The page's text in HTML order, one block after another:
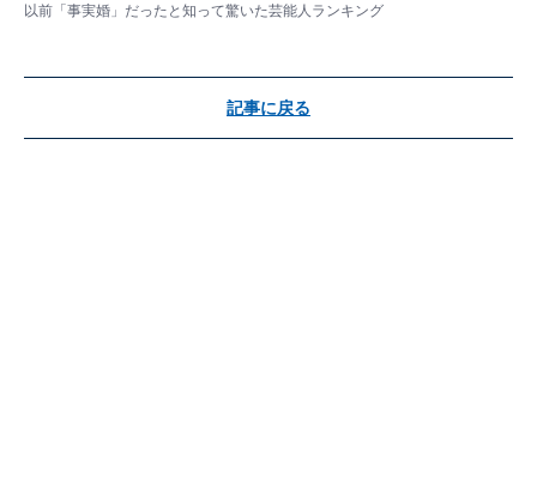
以前「事実婚」だったと知って驚いた芸能人ランキング
記事に戻る